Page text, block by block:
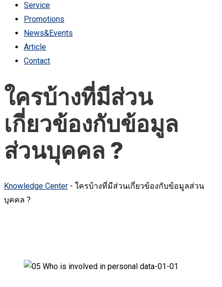
Service
Promotions
News&Events
Article
Contact
ใครบ้างที่มีส่วน
เกี่ยวข้องกับข้อมูล
ส่วนบุคคล ?
Knowledge Center - ใครบ้างที่มีส่วนเกี่ยวข้องกับข้อมูลส่วน
บุคคล ?